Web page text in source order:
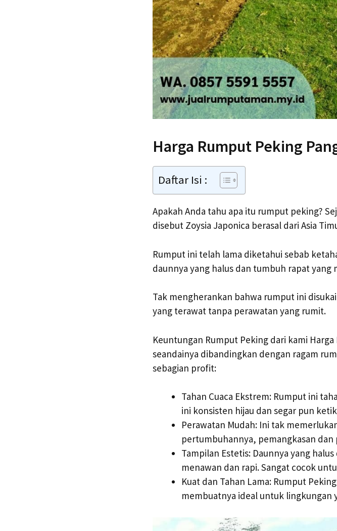
Harga Rumput Peking
Daftar Isi :
Apakah Anda tahu apa itu rumput peking?
disebut Zoysia Japonica berasal dari Asia
Rumput ini telah lama diketahui sebab
daunnya yang halus dan tumbuh rapat yang
Tak mengherankan bahwa rumput ini
yang terawat tanpa perawatan yang rumit.
Keuntungan Rumput Peking dari kami
seandainya dibandingkan dengan ragam
sebagian profit:
Tahan Cuaca Ekstrem: Rumput ini
ini konsisten hijau dan segar pun
Perawatan Mudah: Ini tak
pertumbuhannya, pemangkasan
Tampilan Estetis: Daunnya yang
menawan dan rapi. Sangat cocok
Kuat dan Tahan Lama: Rumput
membuatnya ideal untuk lingkungan